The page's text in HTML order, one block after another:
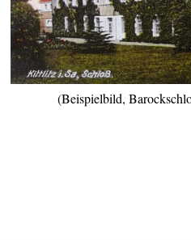
(Beispielbild,